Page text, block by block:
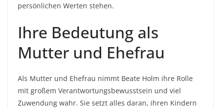
persönlichen Werten stehen.
Ihre Bedeutung als
Mutter und Ehefrau
Als Mutter und Ehefrau nimmt Beate Holm ihre Rolle
mit großem Verantwortungsbewusstsein und viel
Zuwendung wahr. Sie setzt alles daran, ihren Kindern